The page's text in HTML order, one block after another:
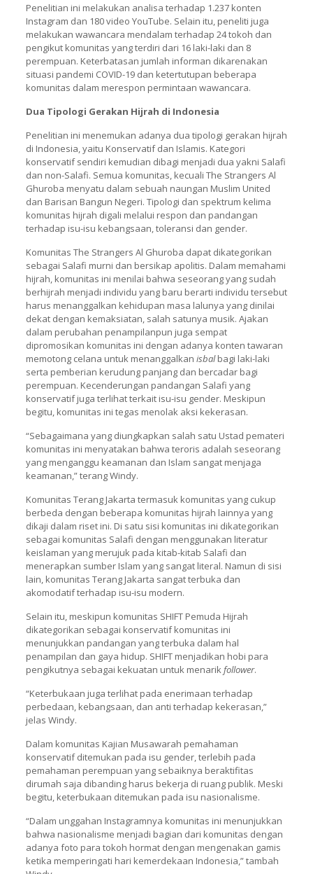
Penelitian ini melakukan analisa terhadap 1.237 konten
Instagram dan 180 video YouTube. Selain itu, peneliti juga
melakukan wawancara mendalam terhadap 24 tokoh dan
pengikut komunitas yang terdiri dari 16 laki-laki dan 8
perempuan. Keterbatasan jumlah informan dikarenakan
situasi pandemi COVID-19 dan ketertutupan beberapa
komunitas dalam merespon permintaan wawancara.
Dua Tipologi Gerakan Hijrah di Indonesia
Penelitian ini menemukan adanya dua tipologi gerakan hijrah
di Indonesia, yaitu Konservatif dan Islamis. Kategori
konservatif sendiri kemudian dibagi menjadi dua yakni Salafi
dan non-Salafi. Semua komunitas, kecuali The Strangers Al
Ghuroba menyatu dalam sebuah naungan Muslim United
dan Barisan Bangun Negeri. Tipologi dan spektrum kelima
komunitas hijrah digali melalui respon dan pandangan
terhadap isu-isu kebangsaan, toleransi dan gender.
Komunitas The Strangers Al Ghuroba dapat dikategorikan
sebagai Salafi murni dan bersikap apolitis. Dalam memahami
hijrah, komunitas ini menilai bahwa seseorang yang sudah
berhijrah menjadi individu yang baru berarti individu tersebut
harus menanggalkan kehidupan masa lalunya yang dinilai
dekat dengan kemaksiatan, salah satunya musik. Ajakan
dalam perubahan penampilanpun juga sempat
dipromosikan komunitas ini dengan adanya konten tawaran
memotong celana untuk menanggalkan isbalbagi laki-laki
serta pemberian kerudung panjang dan bercadar bagi
perempuan. Kecenderungan pandangan Salafi yang
konservatif juga terlihat terkait isu-isu gender. Meskipun
begitu, komunitas ini tegas menolak aksi kekerasan.
“Sebagaimana yang diungkapkan salah satu Ustad pemateri
komunitas ini menyatakan bahwa teroris adalah seseorang
yang menganggu keamanan dan Islam sangat menjaga
keamanan,” terang Windy.
Komunitas Terang Jakarta termasuk komunitas yang cukup
berbeda dengan beberapa komunitas hijrah lainnya yang
dikaji dalam riset ini. Di satu sisi komunitas ini dikategorikan
sebagai komunitas Salafi dengan menggunakan literatur
keislaman yang merujuk pada kitab-kitab Salafi dan
menerapkan sumber Islam yang sangat literal. Namun di sisi
lain, komunitas Terang Jakarta sangat terbuka dan
akomodatif terhadap isu-isu modern.
Selain itu, meskipun komunitas SHIFT Pemuda Hijrah
dikategorikan sebagai konservatif komunitas ini
menunjukkan pandangan yang terbuka dalam hal
penampilan dan gaya hidup. SHIFT menjadikan hobi para
pengikutnya sebagai kekuatan untuk menarikfollower.
“Keterbukaan juga terlihat pada enerimaan terhadap
perbedaan, kebangsaan, dan anti terhadap kekerasan,”
jelas Windy.
Dalam komunitas Kajian Musawarah pemahaman
konservatif ditemukan pada isu gender, terlebih pada
pemahaman perempuan yang sebaiknya beraktifitas
dirumah saja dibanding harus bekerja di ruang publik. Meski
begitu, keterbukaan ditemukan pada isu nasionalisme.
“Dalam unggahan Instagramnya komunitas ini menunjukkan
bahwa nasionalisme menjadi bagian dari komunitas dengan
adanya foto para tokoh hormat dengan mengenakan gamis
ketika memperingati hari kemerdekaan Indonesia,” tambah